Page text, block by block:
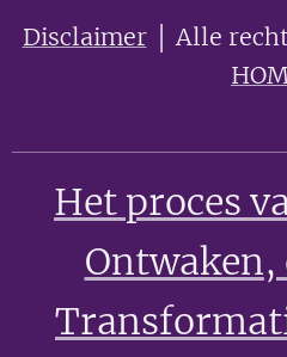
Disclaimer│ Alle
Het proces
Ontwaken,